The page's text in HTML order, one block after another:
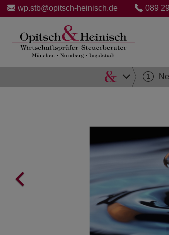
wp.stb@opitsch-heinisch.de 089
1